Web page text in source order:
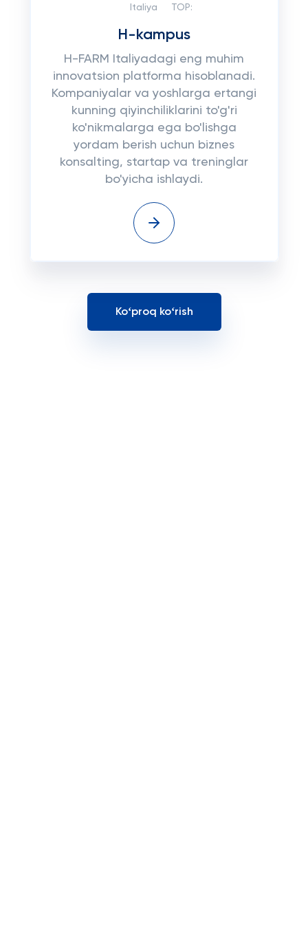
Italiya TOP:
H-kampus
H-FARM Italiyadagi eng muhim
innovatsion platforma hisoblanadi.
Kompaniyalar va yoshlarga ertangi
kunning qiyinchiliklarini to'g'ri
ko'nikmalarga ega bo'lishga
yordam berish uchun biznes
konsalting, startap va treninglar
bo'yicha ishlaydi.
Koʻproq koʻrish